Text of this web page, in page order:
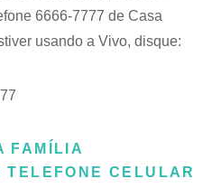
6666-7777 de Casa
usando a Vivo, disque:
FAMÍLIA
CELULAR